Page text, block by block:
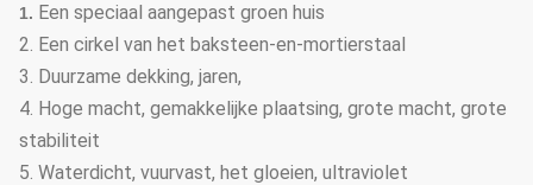
1. Een speciaal aangepast groen huis
2. Een cirkel van het baksteen-en-mortierstaal
3. Duurzame dekking, jaren,
4. Hoge macht, gemakkelijke plaatsing, grote macht, grote
stabiliteit
5. Waterdicht, vuurvast, het gloeien, ultraviolet